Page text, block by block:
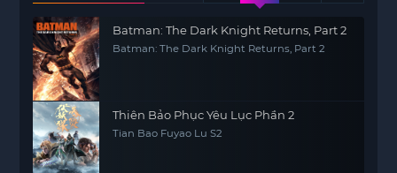
Batman: The Dark Knight Returns, Part 2
Batman: The Dark Knight Returns, Part 2
Thiên Bảo Phục Yêu Lục Phần 2
Tian Bao Fuyao Lu S2